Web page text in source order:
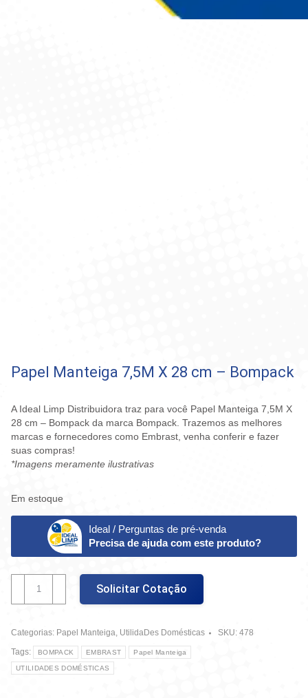
Papel Manteiga 7,5M X 28 cm – Bompack
A Ideal Limp Distribuidora traz para você Papel Manteiga 7,5M X
28 cm – Bompack da marca Bompack. Trazemos as melhores
marcas e fornecedores como Embrast, venha conferir e fazer
suas compras!
*Imagens meramente ilustrativas
Em estoque
Ideal / Perguntas de pré-venda
Precisa de ajuda com este produto?
Manteiga
7,5M
28
cm
-
Bompack
Solicitar Cotação
Categorias: Papel Manteiga, UtilidaDes Domésticas SKU: 478
Tags:
BOMPACK EMBRAST Papel Manteiga
UTILIDADES DOMÉSTICAS